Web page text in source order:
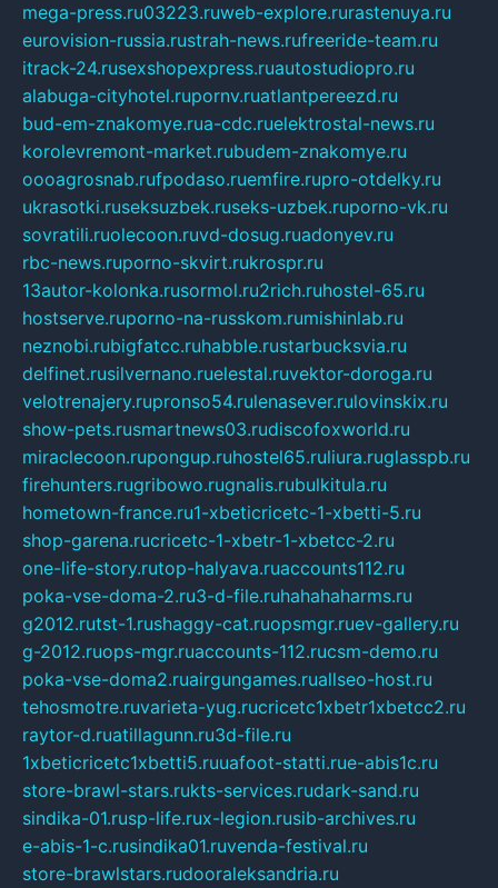
mega-press.ru03223.ruweb-explore.rurastenuya.ru
eurovision-russia.rustrah-news.rufreeride-team.ru
itrack-24.rusexshopexpress.ruautostudiopro.ru
alabuga-cityhotel.rupornv.ruatlantpereezd.ru
bud-em-znakomye.rua-cdc.ruelektrostal-news.ru
korolevremont-market.rubudem-znakomye.ru
oooagrosnab.rufpodaso.ruemfire.rupro-otdelky.ru
ukrasotki.ruseksuzbek.ruseks-uzbek.ruporno-vk.ru
sovratili.ruolecoon.ruvd-dosug.ruadonyev.ru
rbc-news.ruporno-skvirt.rukrospr.ru
13autor-kolonka.rusormol.ru2rich.ruhostel-65.ru
hostserve.ruporno-na-russkom.rumishinlab.ru
neznobi.rubigfatcc.ruhabble.rustarbucksvia.ru
delfinet.rusilvernano.ruelestal.ruvektor-doroga.ru
velotrenajery.rupronso54.rulenasever.rulovinskix.ru
show-pets.rusmartnews03.rudiscofoxworld.ru
miraclecoon.rupongup.ruhostel65.ruliura.ruglasspb.ru
firehunters.rugribowo.rugnalis.rubulkitula.ru
hometown-france.ru1-xbeticricetc-1-xbetti-5.ru
shop-garena.rucricetc-1-xbetr-1-xbetcc-2.ru
one-life-story.rutop-halyava.ruaccounts112.ru
poka-vse-doma-2.ru3-d-file.ruhahahaharms.ru
g2012.rutst-1.rushaggy-cat.ruopsmgr.ruev-gallery.ru
g-2012.ruops-mgr.ruaccounts-112.rucsm-demo.ru
poka-vse-doma2.ruairgungames.ruallseo-host.ru
tehosmotre.ruvarieta-yug.rucricetc1xbetr1xbetcc2.ru
raytor-d.ruatillagunn.ru3d-file.ru
1xbeticricetc1xbetti5.ruuafoot-statti.rue-abis1c.ru
store-brawl-stars.rukts-services.rudark-sand.ru
sindika-01.rusp-life.rux-legion.rusib-archives.ru
e-abis-1-c.rusindika01.ruvenda-festival.ru
store-brawlstars.rudooraleksandria.ru